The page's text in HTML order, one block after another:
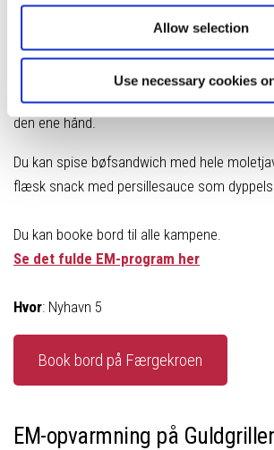
Allow selection
Use necessary cookies
– en på hver af kroens to etager.
De har ligeledes lavet en særlig menu, som
og gaffel, så der er plads til at huje eller
den ene hånd.
Du kan spise bøfsandwich med hele
flæsk snack med persillesauce som
Du kan booke bord til alle kampene.
Se det fulde EM-program her
Hvor: Nyhavn 5
Book bord på Færgekroen
EM-opvarmning på